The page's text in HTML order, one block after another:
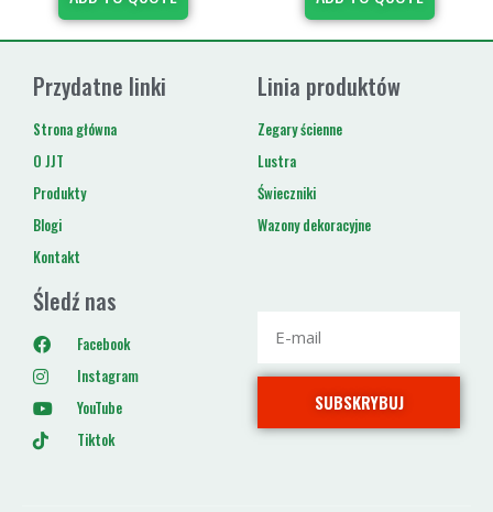
Przydatne linki
Strona główna
O JJT
Produkty
Blogi
Kontakt
Linia produktów
Zegary ścienne
Lustra
Świeczniki
Wazony dekoracyjne
Śledź nas
Facebook
Instagram
YouTube
Tiktok
SUBSKRYBUJ